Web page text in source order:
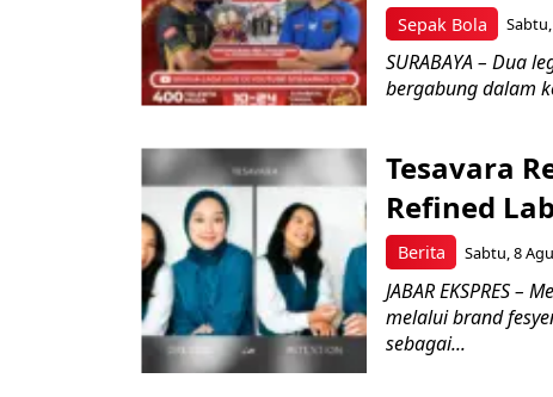
Sepak Bola
SURABAYA – Dua
bergabung dalam
Berita
Tesavara
Refined
Sabtu, 8
JABAR EKSPRES
melalui brand
sebagai...